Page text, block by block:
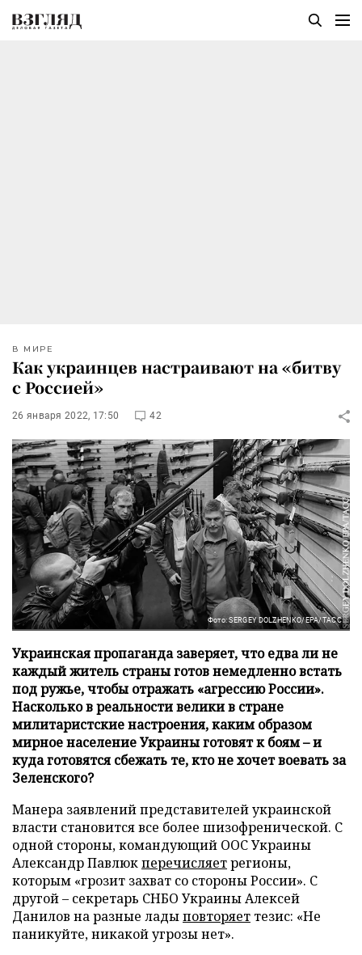
В МИРЕ
Как украинцев настраивают на «битву
с Россией»
26 января 2022, 17:50 42
Фото: SERGEY DOLZHENKO/EPA/ТАСС
Украинская пропаганда заверяет, что едва ли не
каждый житель страны готов немедленно встать
под ружье, чтобы отражать «агрессию России».
Насколько в реальности велики в стране
милитаристские настроения, каким образом
мирное население Украины готовят к боям – и
куда готовятся сбежать те, кто не хочет воевать за
Зеленского?
Манера заявлений представителей украинской
власти становится все более шизофренической. С
одной стороны, командующий ООС Украины
Александр Павлюкперечисляетрегионы,
которым «грозит захват со стороны России». С
другой – секретарь СНБО Украины Алексей
Данилов на разные ладыповторяет тезис: «Не
паникуйте, никакой угрозы нет».